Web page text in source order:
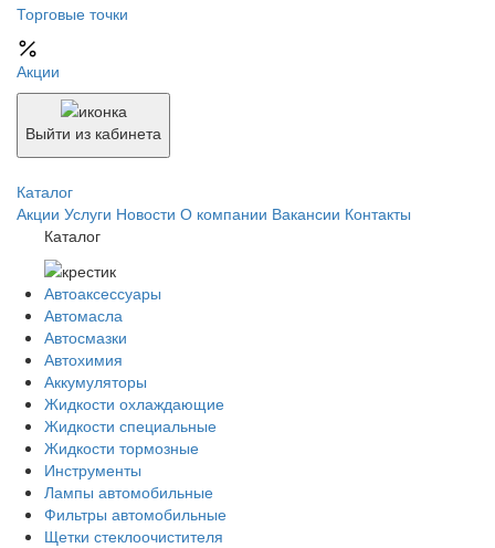
Торговые точки
Акции
Выйти из кабинета
Каталог
Акции Услуги Новости О компании Вакансии Контакты
Каталог
Автоаксессуары
Автомасла
Автосмазки
Автохимия
Аккумуляторы
Жидкости охлаждающие
Жидкости специальные
Жидкости тормозные
Инструменты
Лампы автомобильные
Фильтры автомобильные
Щетки стеклоочистителя